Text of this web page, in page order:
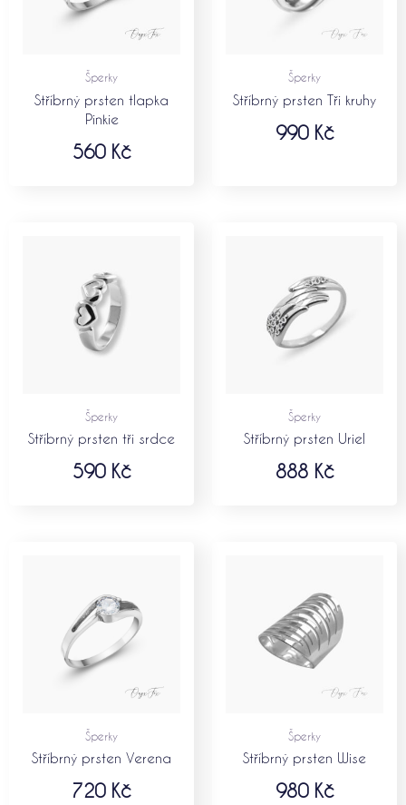
Šperky
Stříbrný prsten tlapka
Pinkie
560 Kč
Šperky
Stříbrný prsten Tři kruhy
990 Kč
Šperky
Stříbrný prsten tři srdce
590 Kč
Šperky
Stříbrný prsten Uriel
888 Kč
Šperky
Stříbrný prsten Verena
720 Kč
Šperky
Stříbrný prsten Wise
980 Kč